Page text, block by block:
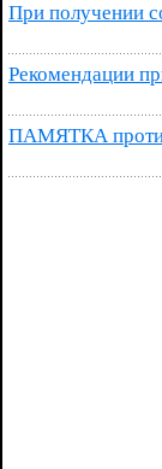
При получении
Рекомендации
ПАМЯТКА